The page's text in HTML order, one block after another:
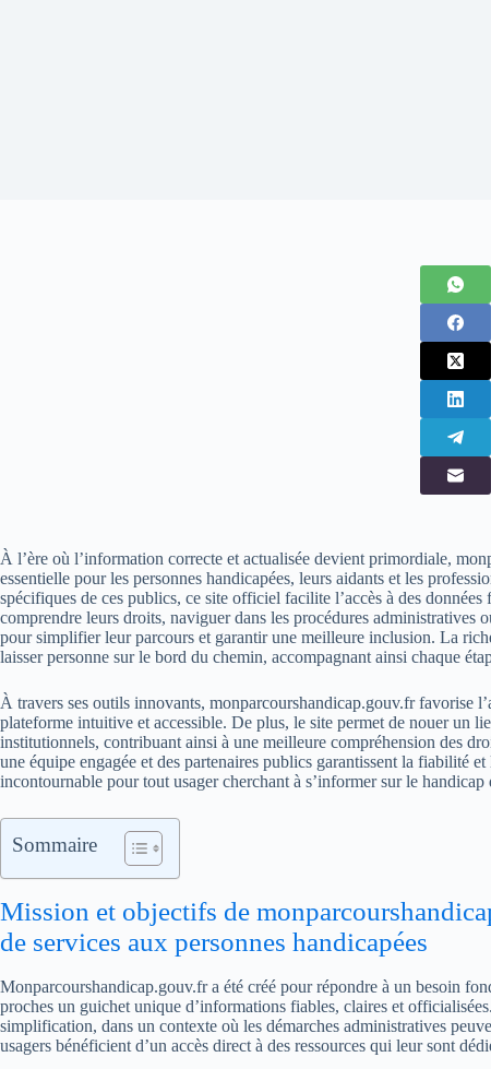
À l’ère où l’information correcte et actualisée devient primordiale,
essentielle pour les personnes handicapées, leurs aidants et les
spécifiques de ces publics, ce site officiel facilite l’accès à des
comprendre leurs droits, naviguer dans les procédures administratives
pour simplifier leur parcours et garantir une meilleure inclusion. La
laisser personne sur le bord du chemin, accompagnant ainsi chaque
À travers ses outils innovants, monparcourshandicap.gouv.fr favorise
plateforme intuitive et accessible. De plus, le site permet de nouer un
institutionnels, contribuant ainsi à une meilleure compréhension des
une équipe engagée et des partenaires publics garantissent la fiabilité
incontournable pour tout usager cherchant à s’informer sur le
Sommaire
Mission et objectifs de
de services aux personnes handicapées
Monparcourshandicap.gouv.fr a été créé pour répondre à un besoin
proches un guichet unique d’informations fiables, claires et
simplification, dans un contexte où les démarches administratives
usagers bénéficient d’un accès direct à des ressources qui leur sont